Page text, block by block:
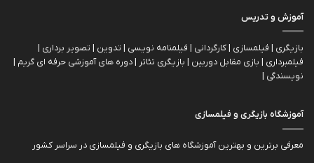
آموزش و تدریس
بازیگری | فیلمسازی | کارگردانی | فیلمنامه نویسی | تدوین | تصویر برداری |
فیلمبرداری | بازی مقابل دوربین | بازیگري تئاتر | دوره های آموزشی حرفه ای گریم |
نویسندگی |
آموزشگاه بازیگری و فیلمسازی
معرفی برترین و بهترین آموزشگاه های بازیگری و فیلمسازی در سراسر کشور